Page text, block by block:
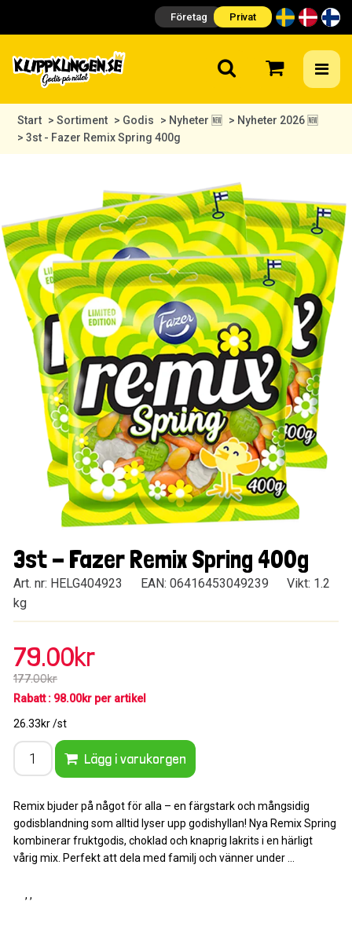
Företag Privat
Start > Sortiment > Godis > Nyheter 🆕
> Nyheter 2026 🆕
> 3st - Fazer Remix Spring 400g
3st - Fazer Remix Spring 400g
Art. nr: HELG404923 EAN: 06416453049239
Vikt: 1.2
kg
79.00kr
177.00kr
Rabatt : 98.00kr per artikel
26.33kr /st
Lägg i varukorgen
Remix bjuder på något för alla – en färgstark och mångsidig
godisblandning som alltid lyser upp godishyllan! Nya Remix Spring
kombinerar fruktgodis, choklad och knaprig lakrits i en härligt
vårig mix. Perfekt att dela med familj och vänner under ...
, ,